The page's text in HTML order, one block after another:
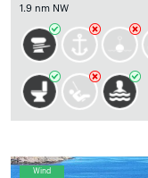
1.9 nm NW
Wind